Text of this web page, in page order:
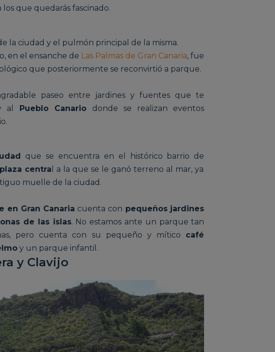
que quedarás fascinado.
la ciudad y el pulmón principal de la misma.
en el ensanche de Las Palmas de Gran Canaria, fue
que posteriormente se reconvirtió a parque.
paseo entre jardines y fuentes que te
al Pueblo Canario donde se realizan eventos
que se encuentra en el histórico barrio de
plaza centra l a la que se le ganó terreno al mar, ya
muelle de la ciudad.
en Gran Canaria cuenta con pequeños jardines
de las islas. No estamos ante un parque tan
pero cuenta con su pequeño y mítico café
y un parque infantil.
y Clavijo